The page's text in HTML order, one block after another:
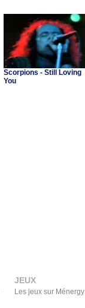
Scorpions - Still Loving
You
JEUX
Les jeux sur Ménergy